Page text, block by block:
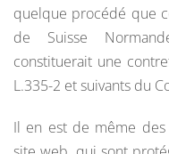
quelque procédé que
de Suisse
constituerait une
L.335-2 et suivants du
Il en est de même